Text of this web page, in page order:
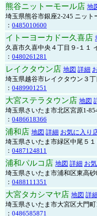
熊谷ニットーモール店 地
埼玉県熊谷市銀座2-245 ニット
： 0485010600
イトーヨーカドー久喜店
久喜市久喜中央４丁目９-１１
： 0480261281
レイクタウン店 地図 詳細
埼玉県越谷市レイクタウン３丁
： 0489901251
大宮ステラタウン店 地図
埼玉県さいたま市北区宮原1-
： 0486618366
浦和店 地図 詳細 お気に入り
埼玉県さいたま市緑区中尾５１
： 0487124811
浦和パルコ店 地図 詳細 お
埼玉県さいたま市浦和区東高
： 0488111351
大宮タカシマヤ店 地図 詳
埼玉県さいたま市大宮区大門
： 0486585871